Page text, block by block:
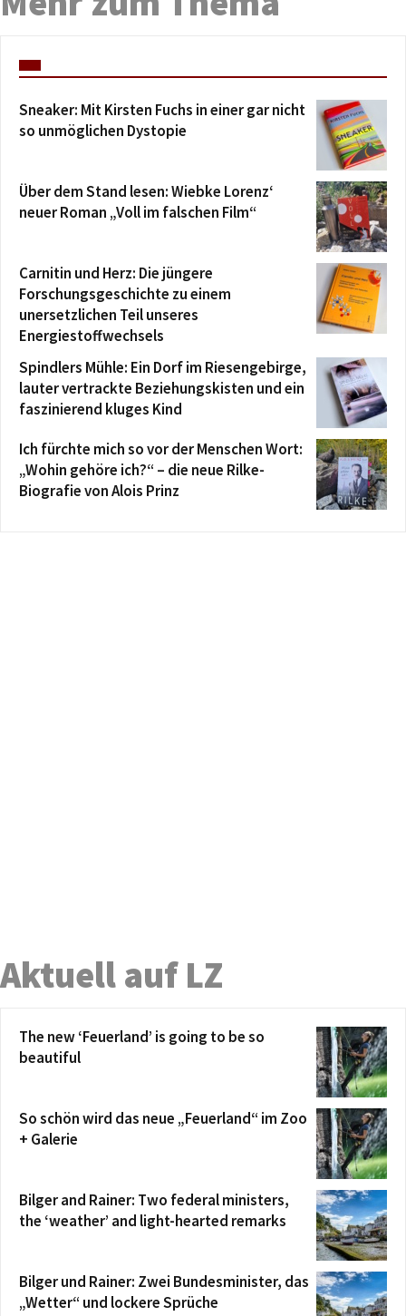
Sneaker: Mit Kirsten Fuchs in einer gar nicht
so unmöglichen Dystopie
Über dem Stand lesen: Wiebke Lorenz‘
neuer Roman „Voll im falschen Film“
Carnitin und Herz: Die jüngere
Forschungsgeschichte zu einem
unersetzlichen Teil unseres
Energiestoffwechsels
Spindlers Mühle: Ein Dorf im Riesengebirge,
lauter vertrackte Beziehungskisten und ein
faszinierend kluges Kind
Ich fürchte mich so vor der Menschen Wort:
„Wohin gehöre ich?“ – die neue Rilke-
Biografie von Alois Prinz
Aktuell auf LZ
The new ‘Feuerland’ is going to be so
beautiful
So schön wird das neue „Feuerland“ im Zoo
+ Galerie
Bilger and Rainer: Two federal ministers,
the ‘weather’ and light-hearted remarks
Bilger und Rainer: Zwei Bundesminister, das
„Wetter“ und lockere Sprüche